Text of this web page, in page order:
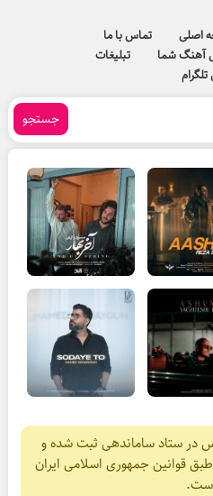
اصلی
تماس با ما
شما
تبلیغات
تلگرام
جستجو
در ستاد ساماندهی ثبت شده و
قوانین جمهوری اسلامی ایران